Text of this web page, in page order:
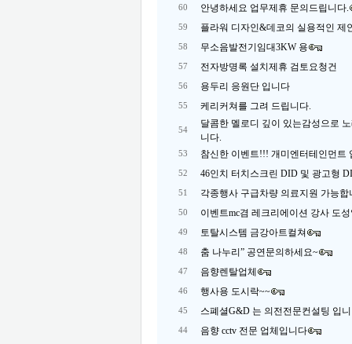
60 안녕하세요 업무제휴 문의드립니다.
59 플라워 디자인&데코의 실용적인 제
58 무소음발전기임대3KW 용
57 전자방명록 설치제휴 검토요청건
56 용두리 응원단 입니다
55 케리커쳐를 그려 드립니다.
54
달콤한 멜로디 깊이 있는감성으로
니다.
53 참신한 이벤트!!! 개미엔터테인먼트
52 46인치 터치스크린 DID 및 광고형
51 각종행사 구급차량 의료지원 가능합
50 이벤트mc겸 레크리에이션 강사 도
49 토탈시스템 금강아트컬쳐
48 춤 나누리” 공연문의하세요~
47 음향렌탈업체
46 행사용 도시락~~
45 스폐셜G&D 는 의전전문컨설팅 입
44 음향 cctv 전문 업체입니다